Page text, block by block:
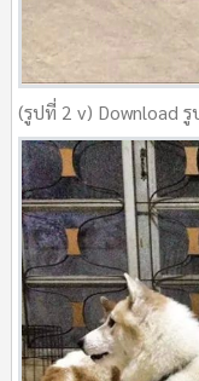
(รูปที่ 2 v) Download